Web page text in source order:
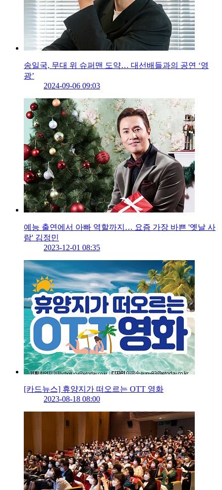
송일국, 무대 위 슈퍼맨 도약… 대선배들과의 공연 ‘영
광’
2024-09-06 09:03
예능 출연에서 아빠 역할까지… 요즘 가장 바쁜 '옛날 사
람' 김정민
2023-12-01 08:35
[카드뉴스] 휴양지가 떠오르는 OTT 영화
2023-08-18 08:00